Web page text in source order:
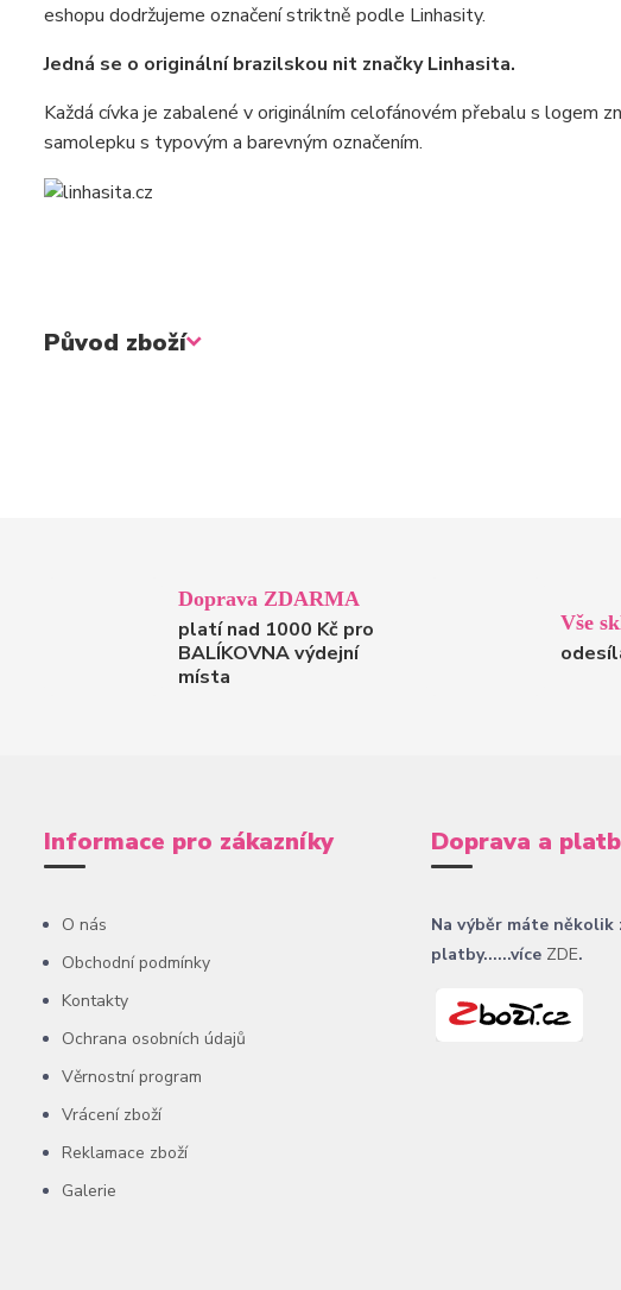
eshopu dodržujeme označení striktně podle Linhasity.
Jedná se o originální brazilskou nit značky Linhasita.
Každá cívka je zabalené v originálním celofánovém přebalu s logem
samolepku s typovým a barevným označením.
Původ zboží
Doprava ZDARMA
platí nad 1000 Kč pro
BALÍKOVNA výdejní
místa
Vše
Informace pro zákazníky
O nás
Obchodní podmínky
Kontakty
Ochrana osobních údajů
Věrnostní program
Vrácení zboží
Reklamace zboží
Galerie
Doprava a
Na výběr máte několik
platby......více ZDE.